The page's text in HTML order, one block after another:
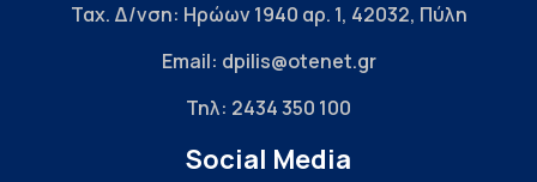
Ταχ. Δ/νση: Ηρώων 1940 αρ. 1, 42032, Πύλη
Email: dpilis@otenet.gr
Τηλ: 2434 350 100
Social Media